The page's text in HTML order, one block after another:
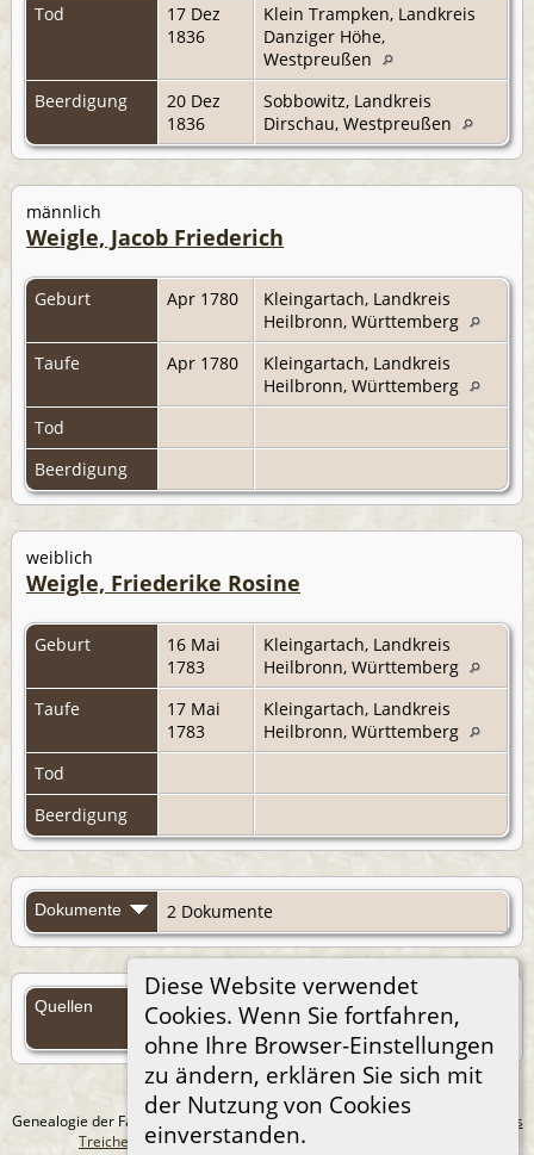
Diese Website verwendet
Cookies. Wenn Sie fortfahren,
ohne Ihre Browser-Einstellungen
zu ändern, erklären Sie sich mit
der Nutzung von Cookies
einverstanden.
Tod
17 Dez
1836
Klein Trampken, Landkreis
Danziger Höhe,
Westpreußen
Beerdigung
20 Dez
1836
Sobbowitz, Landkreis
Dirschau, Westpreußen
männlich
Weigle, Jacob Friederich
Geburt Apr 1780
Kleingartach, Landkreis
Heilbronn, Württemberg
Taufe
Apr 1780
Kleingartach, Landkreis
Heilbronn, Württemberg
Tod
Beerdigung
weiblich
Weigle, Friederike Rosine
Geburt
16 Mai
1783
Kleingartach, Landkreis
Heilbronn, Württemberg
Taufe
17 Mai
1783
Kleingartach, Landkreis
Heilbronn, Württemberg
Tod
Beerdigung
Dokumente 2 Dokumente
Quellen
Quellen (Anmelden)
Genealogie der Familie Treichel aus Berlin. - erstellt und betreut von
Andreas
Treichel
Copyright © 2014-2026 Alle Rechte vorbehalten.